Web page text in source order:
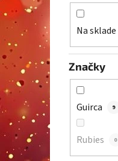
Na sklade
Značky
Guirca 9
Rubies 0